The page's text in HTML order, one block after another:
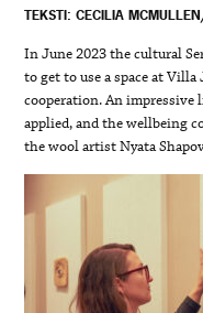
TEKSTI: CECILIA
In June 2023 the cultural
to get to use a space at
cooperation. An
applied, and the wellbeing
the wool artist Nyata